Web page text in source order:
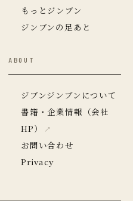
もっとジンブン
ジンブンの足あと
ABOUT
ジブンジンブンについて
書籍・企業情報（会社
HP）
お問い合わせ
Privacy